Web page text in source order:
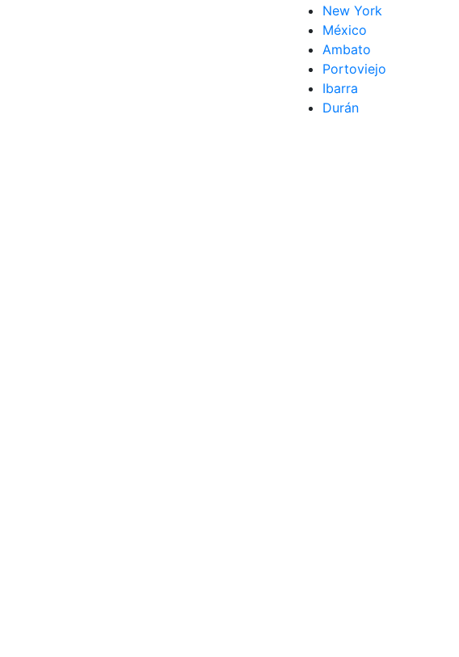
New York
México
Ambato
Portoviejo
Ibarra
Durán